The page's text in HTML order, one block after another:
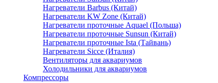
Нагреватели Barbus (Китай)
Нагреватели KW Zone (Китай)
Нагреватели проточные Aquael (Польша)
Нагреватели проточные Sunsun (Китай)
Нагреватели проточные Ista (Тайвань)
Нагреватели Sicce (Италия)
Вентиляторы для аквариумов
Холодильники для аквариумов
Компрессоры